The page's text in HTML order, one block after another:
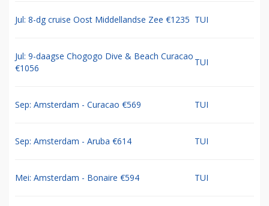
Jul: 8-dg cruise Oost Middellandse Zee €1235 TUI
Jul: 9-daagse Chogogo Dive & Beach Curacao
€1056
TUI
Sep: Amsterdam - Curacao €569 TUI
Sep: Amsterdam - Aruba €614 TUI
Mei: Amsterdam - Bonaire €594 TUI